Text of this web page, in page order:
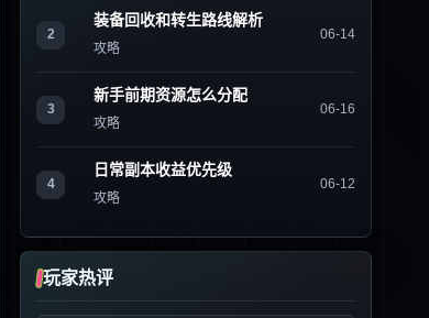
2
装备回收和转生路线解析
攻略
06-14
3
新手前期资源怎么分配
攻略
06-16
4
日常副本收益优先级
攻略
06-12
玩家热评